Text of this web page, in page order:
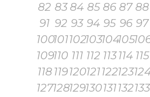
82 83 84 85 86 87 88
91 92 93 94 95 96 97
100101102103104105
109110 111 112 113 114 115
118 119120121122123
127128129130131132133